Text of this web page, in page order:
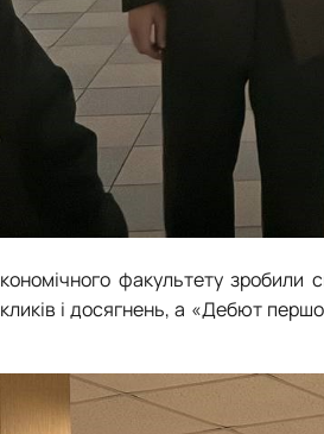
факультету
і досягнень, а «Дебют